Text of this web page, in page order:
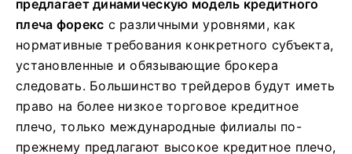
предлагает динамическую модель кредитного
плеча форекс с различными уровнями, как
нормативные требования конкретного субъекта,
установленные и обязывающие брокера
следовать. Большинство трейдеров будут иметь
право на более низкое торговое кредитное
плечо, только международные филиалы по-
прежнему предлагают высокое кредитное плечо,